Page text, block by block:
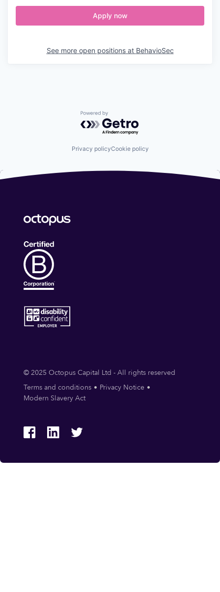
Apply now
See more open positions at BehavioSec
Powered by Getro.com
Privacy policyCookie policy
© 2025 Octopus Capital Ltd - All rights reserved
Terms and conditions
Privacy Notice
Modern Slavery Act